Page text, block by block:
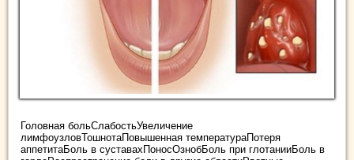
Головная больСлабостьУвеличение
лимфоузловТошнотаПовышенная температураПотеря
аппетитаБоль в суставахПоносОзнобБоль при глотанииБоль в